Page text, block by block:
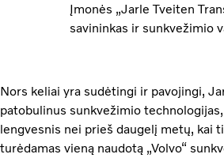
Įmonės „Jarle Tveiten
savininkas ir sunkvežimio
Nors keliai yra sudėtingi ir pavojingi,
patobulinus sunkvežimio
lengvesnis nei prieš daugelį metų, kai
turėdamas vieną naudotą „Volvo“